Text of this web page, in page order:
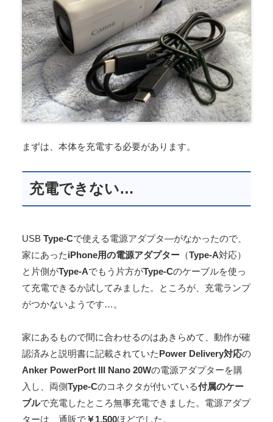
まずは、本体を充電する必要があります。
充電できない…
USB Type-Cで使える電源アダプタ―がなかったので、
家にあったiPhone用の電源アダプター （Type-A対応）
と片側がType-Aでもう片方がType-Cのケーブルを使っ
て充電できるか試してみました。ところが、充電ランプ
がつかないようです…。
家にあるもので間に合わせるのはあきらめて、動作が確
認済みと説明書に記載されていたPower Delivery対応の
Anker PowerPort III Nano 20Wの電源アダプターを購
入し、両側Type-Cのコネクタが付いている付属のケー
ブルで充電したところ無事充電できました。電源アダプ
ターは、通販で￥1,500ほどでした。